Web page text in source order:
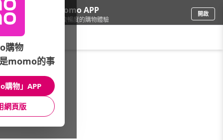
下載momo APP
給你3倍流暢度的購物體驗
開啟
最新精選活動/型錄超熱銷！
本館精選商品
館長推薦 月銷量
購物
momo的事
購物」APP
網頁版